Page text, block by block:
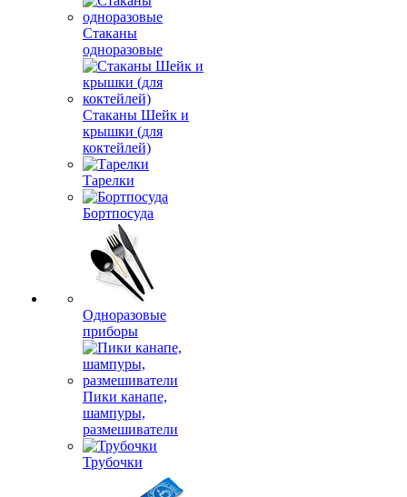
Стаканы
одноразовые
Стаканы Шейк и
крышки (для
коктейлей)
Тарелки
Бортпосуда
Одноразовые
приборы
Пики канапе,
шампуры,
размешиватели
Трубочки